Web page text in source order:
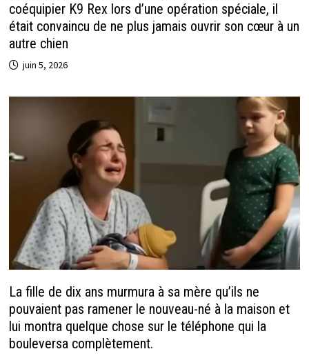
coéquipier K9 Rex lors d’une opération spéciale, il
était convaincu de ne plus jamais ouvrir son cœur à un
autre chien
juin 5, 2026
La fille de dix ans murmura à sa mère qu’ils ne
pouvaient pas ramener le nouveau-né à la maison et
lui montra quelque chose sur le téléphone qui la
bouleversa complètement.